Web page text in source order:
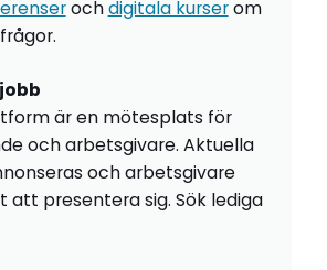
ochdigitala kurserom
är en mötesplats för
och arbetsgivare. Aktuella
och arbetsgivare
att presentera sig. Sök lediga